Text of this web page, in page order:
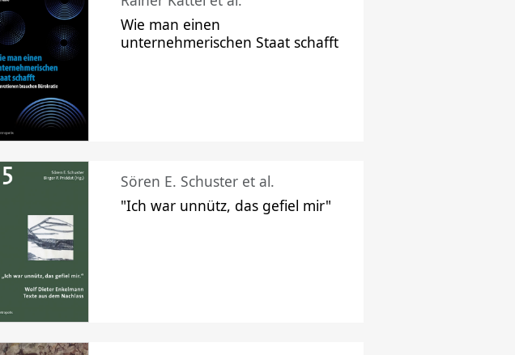
Wie man einen
unternehmerischen Staat schafft
Sören E. Schuster et al.
"Ich war unnütz, das gefiel mir"